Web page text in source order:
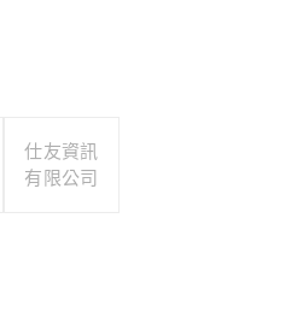
仕友資訊
有限公司